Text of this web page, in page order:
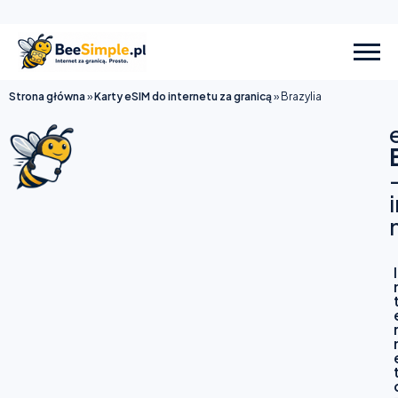
Strona główna»Karty eSIM do internetu za granicą» Brazylia
I
r